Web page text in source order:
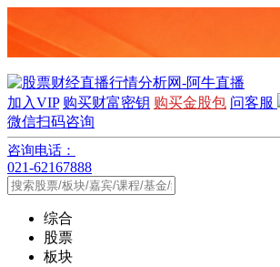
加入VIP 购买财富密钥 购买金股包 问客服
微信扫码咨询
咨询电话：
021-62167888
综合
股票
板块